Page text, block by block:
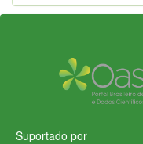
Suportado por